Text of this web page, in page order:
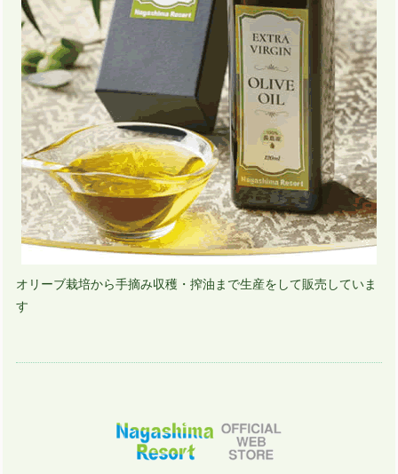
オリーブ栽培から手摘み収穫・搾油まで生産をして販売していま
す